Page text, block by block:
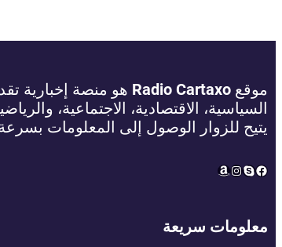
موقع Radio Cartaxo هو منصة إخبارية
السياسية، الاقتصادية، الاجتماعية،
يتيح للزوار الوصول إلى المعلومات
Facebook
Skype
Instagram
Amazon
معلومات سريعة